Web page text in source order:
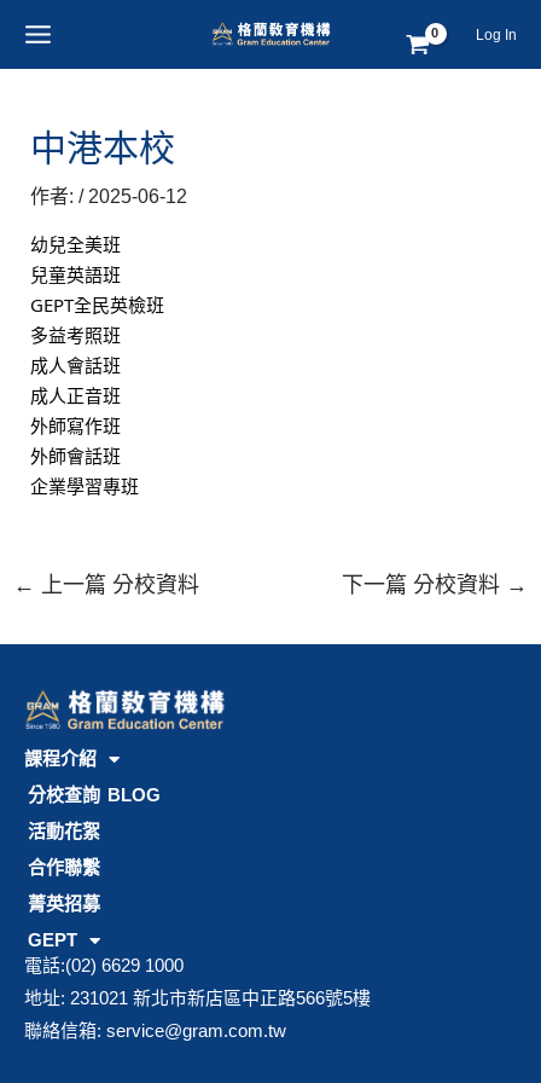
主
MAIN
MENU
Log In
中港本校
作者: / 2025-06-12
幼兒全美班
兒童英語班
GEPT全民英檢班
多益考照班
成人會話班
成人正音班
外師寫作班
外師會話班
企業學習專班
navigation
← 上一篇 分校資料 下一篇 分校資料 →
課程介紹
分校查詢 BLOG
活動花絮
合作聯繫
菁英招募
GEPT
電話:(02) 6629 1000
地址: 231021 新北市新店區中正路566號5樓
聯絡信箱: service@gram.com.tw